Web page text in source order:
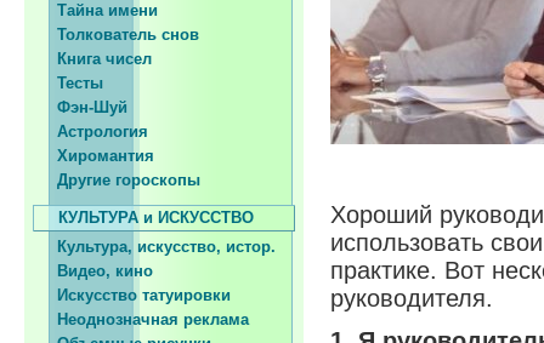
Тайна имени
Толкователь снов
Книга чисел
Тесты
Фэн-Шуй
Астрология
Хиромантия
Другие гороскопы
КУЛЬТУРА и ИСКУССТВО
Культура, искусство, истор.
Видео, кино
Искусство татуировки
Неоднозначная реклама
Хороший
использовать
практике. Вот
руководителя.